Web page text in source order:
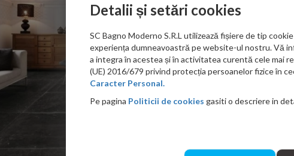
Detalii și setări cookies
SC Bagno Moderno S.R.L utilizează fișiere de tip
experiența dumneavoastră pe website-ul nostru. Vă
a integra în acestea și în activitatea curentă cele mai
(UE) 2016/679 privind protecția persoanelor fizice în
Caracter Personal.
Pe pagina Politicii de cookies gasiti o descriere in